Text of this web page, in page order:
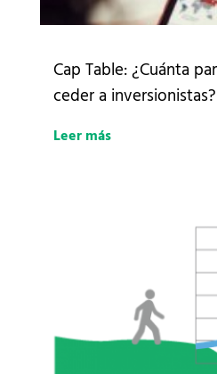
Cap Table: ¿Cuánta
ceder a inversionistas?
Leer más